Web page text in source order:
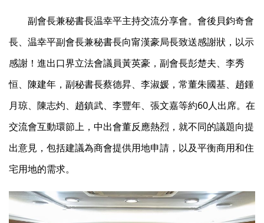
副會長兼秘書長温幸平主持交流分享會。會後貝鈞奇會
長、温幸平副會長兼秘書長向甯漢豪局長致送感謝狀，以示
感謝！進出口界立法會議員黃英豪，副會長彭楚夫、李秀
恒、陳建年，副秘書長蔡德昇、李淑媛，常董朱國基、趙鍾
月琼、陳志灼、趙鎮武、李豐年、張文嘉等約60人出席。在
交流會互動環節上，中出會董反應熱烈，就不同的議題向提
出意見，包括建議為商會提供用地申請，以及平衡商用和住
宅用地的需求。